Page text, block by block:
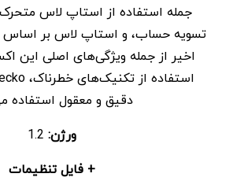
جمله استفاده از استاپ لاس
تسویه حساب، و استاپ لاس بر اساس
اخیر از جمله ویژگی‌های اصلی این
دقیق و معقول استفاده
ورژن:
+ فایل تنظیمات